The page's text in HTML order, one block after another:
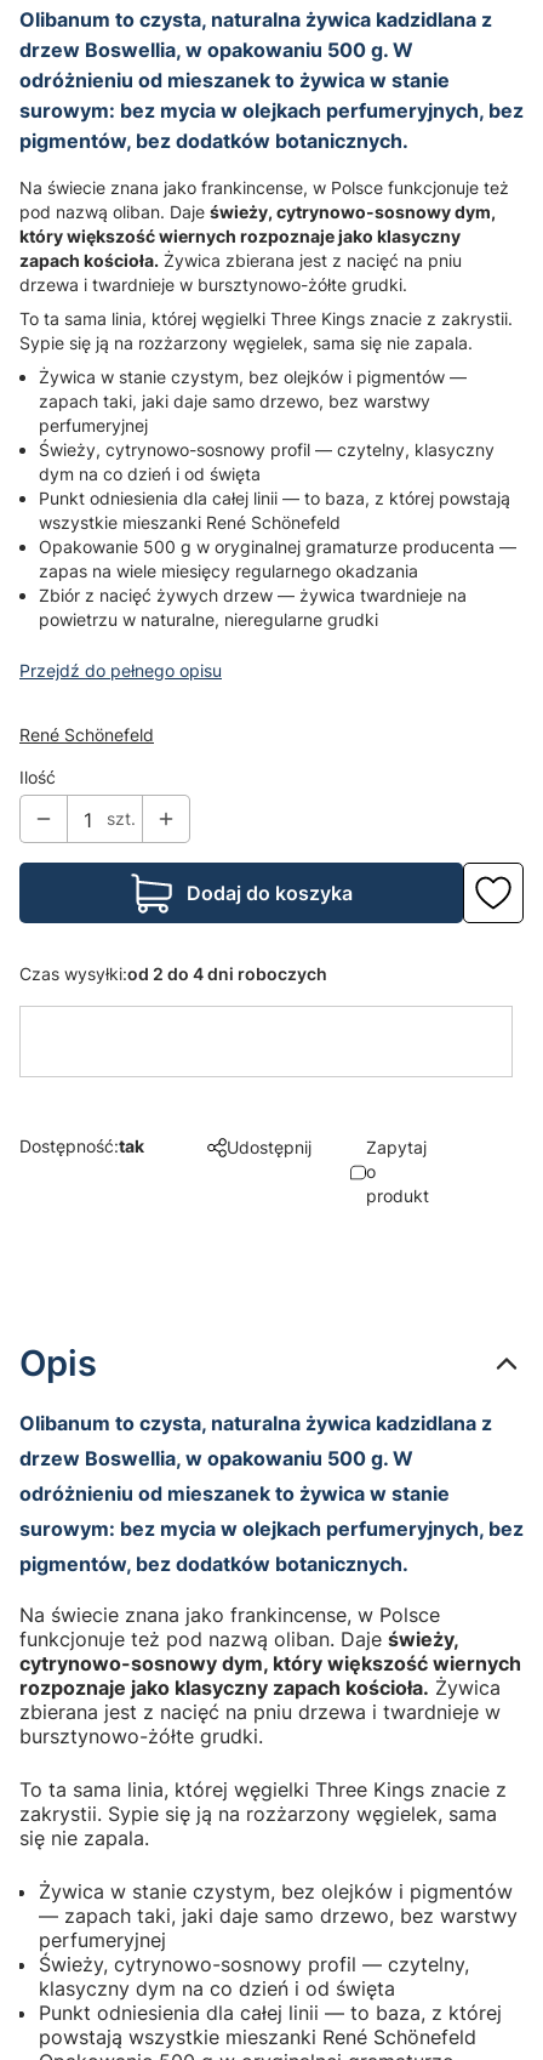
Olibanum to czysta, naturalna żywica kadzidlana z
drzew Boswellia, w opakowaniu 500 g. W
odróżnieniu od mieszanek to żywica w stanie
surowym: bez mycia w olejkach perfumeryjnych, bez
pigmentów, bez dodatków botanicznych.
Na świecie znana jako frankincense, w Polsce funkcjonuje też
pod nazwą oliban. Daje świeży, cytrynowo-sosnowy dym,
który większość wiernych rozpoznaje jako klasyczny
zapach kościoła. Żywica zbierana jest z nacięć na pniu
drzewa i twardnieje w bursztynowo-żółte grudki.
To ta sama linia, której węgielki Three Kings znacie z zakrystii.
Sypie się ją na rozżarzony węgielek, sama się nie zapala.
Żywica w stanie czystym, bez olejków i pigmentów —
zapach taki, jaki daje samo drzewo, bez warstwy
perfumeryjnej
Świeży, cytrynowo-sosnowy profil — czytelny, klasyczny
dym na co dzień i od święta
Punkt odniesienia dla całej linii — to baza, z której powstają
wszystkie mieszanki René Schönefeld
Opakowanie 500 g w oryginalnej gramaturze producenta —
zapas na wiele miesięcy regularnego okadzania
Zbiór z nacięć żywych drzew — żywica twardnieje na
powietrzu w naturalne, nieregularne grudki
Przejdź do pełnego opisu
René Schönefeld
Ilość
szt.
Dodaj do koszyka
Czas wysyłki:od 2 do 4 dni roboczych
Dostępność:tak Udostępnij
Zapytaj
o
produkt
Opis
Olibanum to czysta, naturalna żywica kadzidlana z
drzew Boswellia, w opakowaniu 500 g. W
odróżnieniu od mieszanek to żywica w stanie
surowym: bez mycia w olejkach perfumeryjnych, bez
pigmentów, bez dodatków botanicznych.
Na świecie znana jako frankincense, w Polsce
funkcjonuje też pod nazwą oliban. Daje świeży,
cytrynowo-sosnowy dym, który większość wiernych
rozpoznaje jako klasyczny zapach kościoła. Żywica
zbierana jest z nacięć na pniu drzewa i twardnieje w
bursztynowo-żółte grudki.
To ta sama linia, której węgielki Three Kings znacie z
zakrystii. Sypie się ją na rozżarzony węgielek, sama
się nie zapala.
Żywica w stanie czystym, bez olejków i pigmentów
— zapach taki, jaki daje samo drzewo, bez warstwy
perfumeryjnej
Świeży, cytrynowo-sosnowy profil — czytelny,
klasyczny dym na co dzień i od święta
Punkt odniesienia dla całej linii — to baza, z której
powstają wszystkie mieszanki René Schönefeld